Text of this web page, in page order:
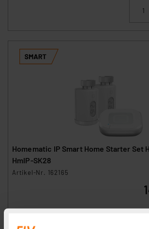
Homematic IP Smart Home Starter Set
HmIP-SK28
Artikel-Nr. 162165